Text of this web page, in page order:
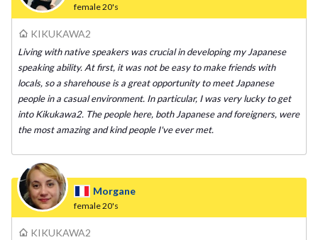
female20's
KIKUKAWA2
Living with native speakers was crucial in developing my Japanese
speaking ability. At first, it was not be easy to make friends with
locals, so a sharehouse is a great opportunity to meet Japanese
people in a casual environment. In particular, I was very lucky to get
into Kikukawa2. The people here, both Japanese and foreigners, were
the most amazing and kind people I've ever met.
Morgane
female20's
KIKUKAWA2